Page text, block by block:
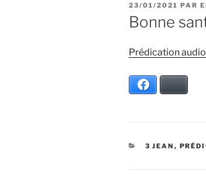
PUBLIÉ
LE
23/01/2021 PAR
Bonne
Prédication
CATÉGORIES
3 JEAN ,